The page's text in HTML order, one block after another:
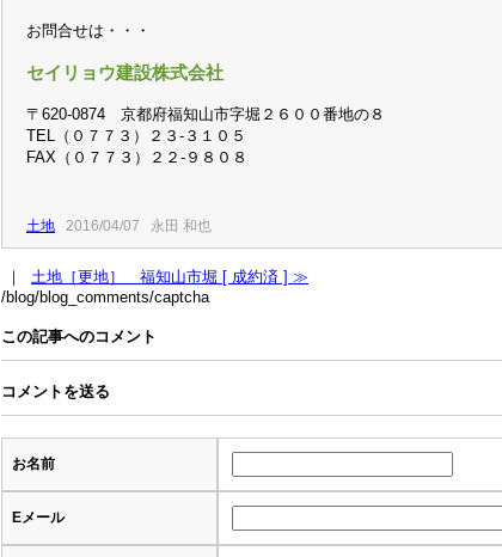
お問合せは・・・
セイリョウ建設株式会社
〒620-0874 京都府福知山市字堀２６００番地の８
TEL（０７７３）２３-３１０５
FAX（０７７３）２２-９８０８
土地 2016/04/07 永田 和也
｜ 土地［更地］ 福知山市堀 [ 成約済 ] ≫
/blog/blog_comments/captcha
この記事へのコメント
コメントを送る
お名前
Eメール